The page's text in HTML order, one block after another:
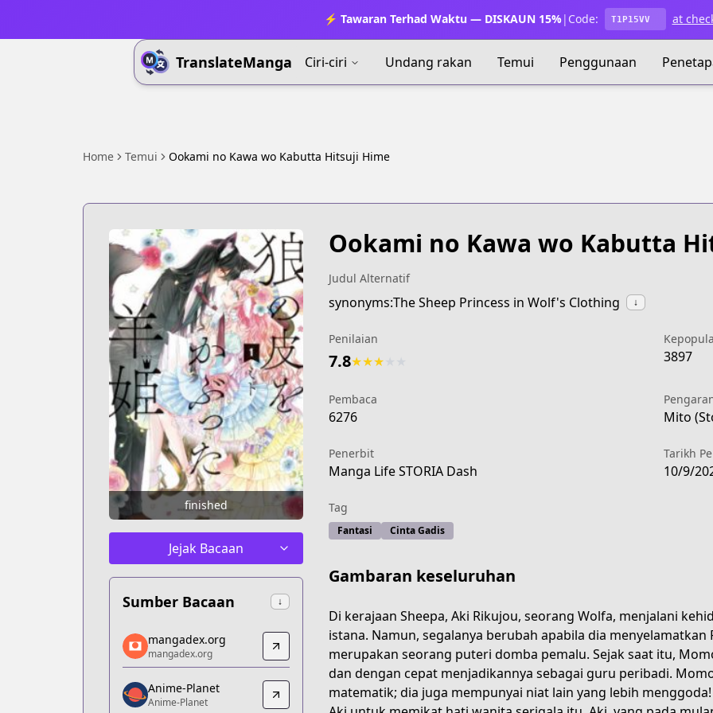
⚡ Tawaran Terhad Waktu — DISKAUN 15%| Code: T1P15VV at
TranslateManga Ciri-ciri Undang rakan Temui Penggunaan
Home Temui Ookami no Kawa wo Kabutta Hitsuji Hime
finished
Jejak Bacaan
Sumber Bacaan ↓
mangadex.org
mangadex.org
https://mangadex.org/title/6fe56296-e980-4321-8a7b-bc8b4e2750c8
Anime-Planet
mangadex.org
mangadex.org
Anime-Planet
Anime-Planet
Ookami no Kawa wo Kabutta
Judul Alternatif
synonyms:The Sheep Princess in Wolf's Clothing ↓
Penilaian
7.8★★★ 3897
Pembaca
6276 Mito
Penerbit
Manga Life STORIA Dash
Tarikh
10/9/
Tag
Fantasi Cinta Gadis
Gambaran keseluruhan
Di kerajaan Sheepa, Aki Rikujou, seorang Wolfa, menjalani
istana. Namun, segalanya berubah apabila dia
merupakan seorang puteri domba pemalu. Sejak saat itu,
dan dengan cepat menjadikannya sebagai guru peribadi.
matematik; dia juga mempunyai niat lain yang lebih